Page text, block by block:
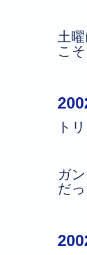
土
こそ
ト
ガ
だ